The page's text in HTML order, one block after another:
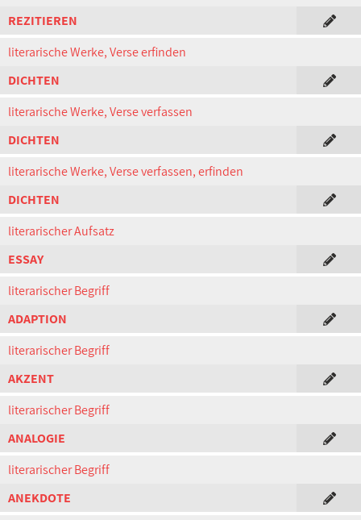
REZITIEREN
literarische Werke, Verse erfinden
DICHTEN
literarische Werke, Verse verfassen
DICHTEN
literarische Werke, Verse verfassen, erfinden
DICHTEN
literarischer Aufsatz
ESSAY
literarischer Begriff
ADAPTION
literarischer Begriff
AKZENT
literarischer Begriff
ANALOGIE
literarischer Begriff
ANEKDOTE